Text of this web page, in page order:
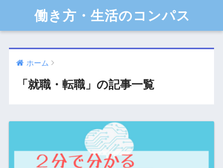
働き方・生活のコンパス
ホーム
「就職・転職」の記事一覧